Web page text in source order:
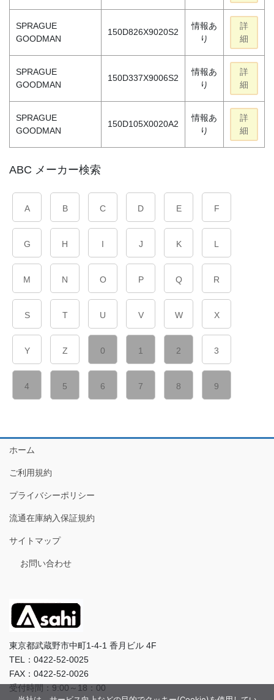
SPRAGUE
GOODMAN
150D826X9020S2
情報あ
り
詳
細
SPRAGUE
GOODMAN
150D337X9006S2
情報あ
り
詳
細
SPRAGUE
GOODMAN
150D105X0020A2
情報あ
り
詳
細
ABC メーカー検索
A B C D E F
G H I J K L
M N O P Q R
S T U V W X
Y Z 0 1 2 3
4 5 6 7 8 9
ホーム
ご利用規約
プライバシーポリシー
流通在庫納入保証規約
サイトマップ
お問い合わせ
東京都武蔵野市中町1-4-1 香月ビル 4F
TEL：0422-52-0025
FAX：0422-52-0026
受付時間：9:00～18：00